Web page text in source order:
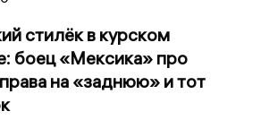
стилёк в курском
боец «Мексика» про
на «заднюю» и тот